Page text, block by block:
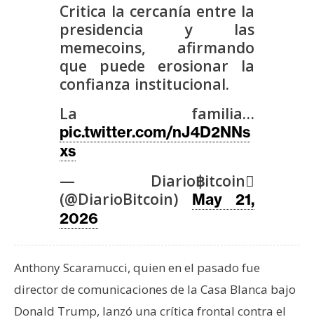
e
c
u
Critica la cercanía entre la
presidencia y las
memecoins, afirmando
que puede erosionar la
confianza institucional.
La familia…
pic.twitter.com/nJ4D2NNs
xs
— Diario฿itcoin
(@DiarioBitcoin) May 21,
2026
Anthony Scaramucci, quien en el pasado fue
director de comunicaciones de la Casa Blanca bajo
Donald Trump, lanzó una crítica frontal contra el